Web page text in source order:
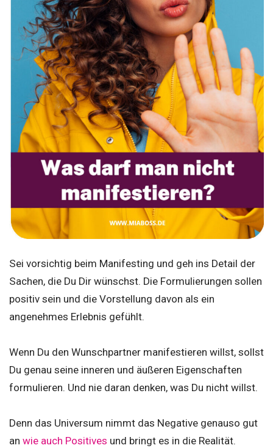
Sei vorsichtig beim Manifesting und geh ins Detail der
Sachen, die Du Dir wünschst. Die Formulierungen sollen
positiv sein und die Vorstellung davon als ein
angenehmes Erlebnis gefühlt.
Wenn Du den Wunschpartner manifestieren willst, sollst
Du genau seine inneren und äußeren Eigenschaften
formulieren. Und nie daran denken, was Du nicht willst.
Denn das Universum nimmt das Negative genauso gut
an wie auch Positives und bringt es in die Realität.